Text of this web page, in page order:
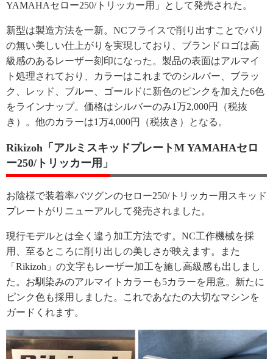
YAMAHAセロー250/トリッカー用」として発売された。
新型は製造方法を一新。NCフライスで削り出すことでバリ
の無い美しい仕上がりを実現しており、ブランドロゴは高
級感のあるレーザー刻印になった。製品の表面はアルマイ
ト処理されており、カラーはこれまでのシルバー、ブラッ
ク、レッド、ブルー、ゴールドに新色のピンクを加えた6色
をラインナップ。価格はシルバーのみ1万2,000円（税抜
き）。他のカラーは1万4,000円（税抜き）となる。
Rikizoh「アルミスキッドプレートM YAMAHAセロ
ー250/トリッカー用」
お陰様で装着率バツグンのセロー250/トリッカー用スキッド
プレートがリニューアルして発売されました。
現行モデルとは全く違う加工方法です。NC工作機械を採
用、至るところに削り出しの美しさが映えます。また
「Rikizoh」の文字もレーザー加工を施し高級感も出しまし
た。お馴染みのアルマイトカラーも5カラーを用意。新たに
ピンク色も採用しました。これであなたの大切なマシンを
ガードくれます。